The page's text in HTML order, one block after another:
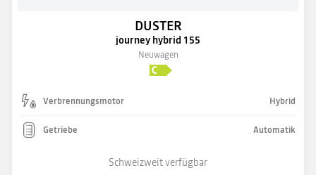
DUSTER
journey hybrid 155
Neuwagen
Verbrennungsmotor Hybrid
Getriebe Automatik
Schweizweit verfügbar